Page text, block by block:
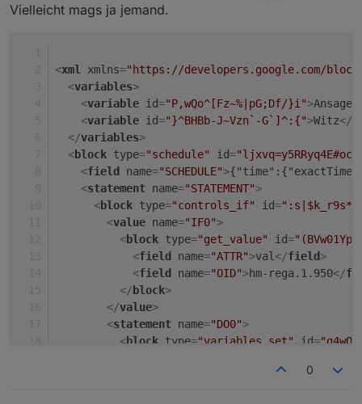
Vielleicht mags ja jemand.
<xml xmlns="https://developers.google.com/
<variables>
<variable id="P,wQo^[Fz~%|pG;Df/}i">Ansage
<variable id="}^BHBb-J~Vzn`-G`]^:{">Witz</
</variables>
<block type="schedule" id=
<field name="SCHEDULE">
<statement name="STATEMENT">
<block type="controls_if" id=
<value name="IF0">
<block type="get_value" id=
<field name="ATTR">val</field>
<field name="OID">hm-rega.1.950</
</ block>
</value>
<statement name="DO0">
<block type="variables_set" id=
0